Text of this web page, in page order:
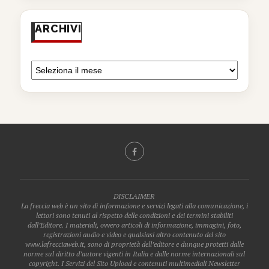
ARCHIVI
DISCLAIMER
La freccia web è un sito di informazione e servizi legati alla comunicazione, i
lettori sono tenuti al rispetto delle condizioni e dei termini stabiliti
dall’Editore. I materiali, ovvero articoli di informazione, immagini, foto,
registrazioni audio e video e qualsiasi altro contenuto del sito
www.lafrecciaweb.it, sono di proprietà dell’editore e dunque protetti dalle
norme sul diritto d’autore vigenti in Italia e dalle norme internazionali sul
copyright. I Servizi del Sito Upload e contenuti multimediali Newsletter